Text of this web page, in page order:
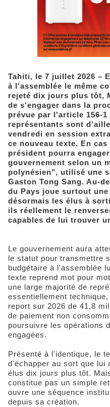
Tahiti, le 7 juillet 2026 –
à l'assemblée le même
rejeté dix jours plus tôt,
de s'engager dans la
prévue par l'article 156-
représentants sont
vendredi en session
ce nouveau texte. En
président pourra
gouvernement selon un
polynésien", utilisé une
Gaston Tong Sang. Au-
du Pays joue surtout
désormais les élus à
ils réellement le
capables de lui trouver
Le gouvernement aura
le statut pour transmettre
budgétaire à l'assemblée
texte reprend mot pour
une large majorité de
essentiellement
report sur 2026 de 41,8
de paiement non
poursuivre les opérations
engagées.
Présenté à l'identique, le
d'échapper au sort que lui
élus dix jours plus tôt.
constitue pas un simple
ouvre une séquence
depuis sa création.